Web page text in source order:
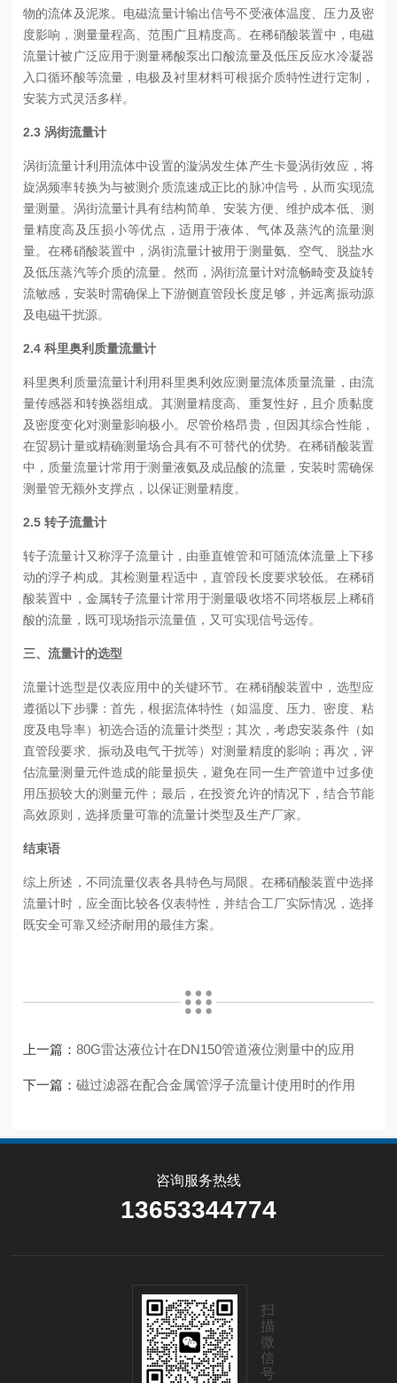
物的流体及泥浆。电磁流量计输出信号不受液体温度、压力及密
度影响，测量量程高、范围广且精度高 。在稀硝酸装置中，电磁
流量计被广泛应用于测量稀酸泵出口酸流量及低压反应水冷凝器
入口循环酸等流量，电极及衬里材料可根据介质特性进行定制，
安装方式灵活多样。
2.3 涡街流量计
涡街流量计利用流体中设置的漩涡发生体产生卡曼涡街效应，将
旋涡频率转换为与被测介质流速成正比的脉冲信号，从而实现流
量测量。涡街流量计具有结构简单、安装方便、维护成本低、测
量精度高及压损小等优点，适用于液体、气体及蒸汽的流量测
量。在稀硝酸装置中，涡街流量计被用于测量氨、空气、脱盐水
及低压蒸汽等介质的流量。然而，涡街流量计对流畅畸变及旋转
流敏感，安装时需确保上下游侧直管段长度足够，并远离振动源
及电磁干扰源。
2.4 科里奥利质量流量计
科里奥利质量流量计利用科里奥利效应测量流体质量流量，由流
量传感器和转换器组成。其测量精度高、重复性好，且介质黏度
及密度变化对测量影响极小。尽管价格昂贵，但因其综合性能，
在贸易计量或精确测量场合具有不可替代的优势。在稀硝酸装置
中，质量流量计常用于测量液氨及成品酸的流量，安装时需确保
测量管无额外支撑点，以保证测量精度。
2.5 转子流量计
转子流量计又称浮子流量计，由垂直锥管和可随流体流量上下移
动的浮子构成。其检测量程适中，直管段长度要求较低。在稀硝
酸装置中，金属转子流量计常用于测量吸收塔不同塔板层上稀硝
酸的流量，既可现场指示流量值，又可实现信号远传。
三、流量计的选型
流量计选型是仪表应用中的关键环节。在稀硝酸装置中，选型应
遵循以下步骤：首先，根据流体特性（如温度、压力、密度、粘
度及电导率）初选合适的流量计类型；其次，考虑安装条件（如
直管段要求、振动及电气干扰等）对测量精度的影响；再次，评
估流量测量元件造成的能量损失，避免在同一生产管道中过多使
用压损较大的测量元件；最后，在投资允许的情况下，结合节能
高效原则，选择质量可靠的流量计类型及生产厂家。
结束语
综上所述，不同流量仪表各具特色与局限。在稀硝酸装置中选择
流量计时，应全面比较各仪表特性，并结合工厂实际情况，选择
既安全可靠又经济耐用的最佳方案。
上一篇：80G雷达液位计在DN150管道液位测量中的应用
下一篇：磁过滤器在配合金属管浮子流量计使用时的作用
咨询服务热线
13653344774
扫
描
微
信
号